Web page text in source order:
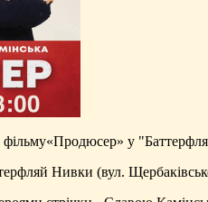
фільму«Продюсер» у
Нивки (вул.